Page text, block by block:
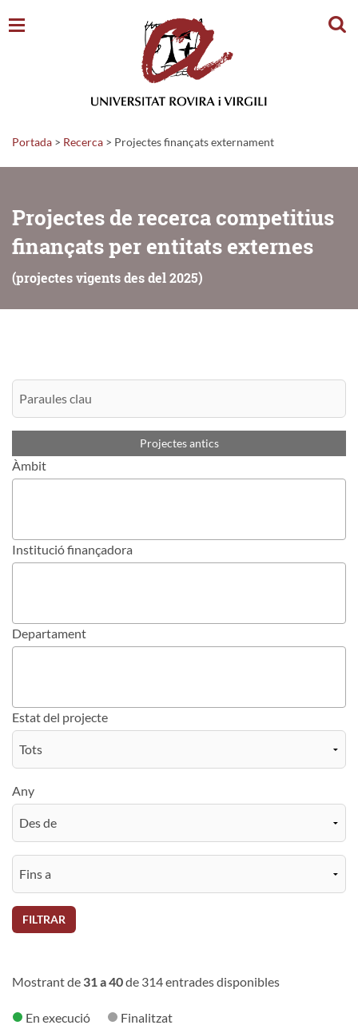
Portada > Recerca > Projectes finançats externament
Projectes de recerca competitius
finançats per entitats externes
(projectes vigents des del 2025)
Projectes antics
Àmbit
Institució finançadora
Departament
Estat del projecte
Any
FILTRAR
Mostrant de 31 a 40de 314 entrades disponibles
En execució Finalitzat